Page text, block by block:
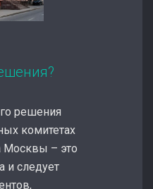
решения
комитетах
Москвы – это
и следует